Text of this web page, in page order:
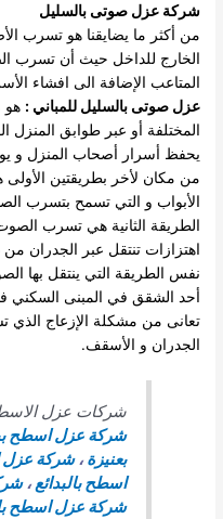
شركة عزل صوتى بالسليل
من أكثر ما يضايقنا هو تسرب
الخارج للداخل حيث أن تسرب
المتاعب الإضافة الى افشاء
عزل صوتى بالسليل للمباني : هو
المختلفة أو عبر طوابق المنزل
يحفظ أسرار أصحاب المنزل و
من مكان لأخر بطريقتين الأولى
الأبواب و التي تسمح بتسرب
الطريقة الثانية هي تسرب
اهتزازات تنتقل عبر الجدران
نفس الطريقة التي ينتقل بها
أحد الشقق في المبنى السكني
تعانى من مشكلة الإزعاج الذي
الجدران و الأسقف.
شركات عزل
شركة عزل اسطح
بعنيزة ،شركة عزل
اسطح بالبدائع ،
شركة عزل اسطح